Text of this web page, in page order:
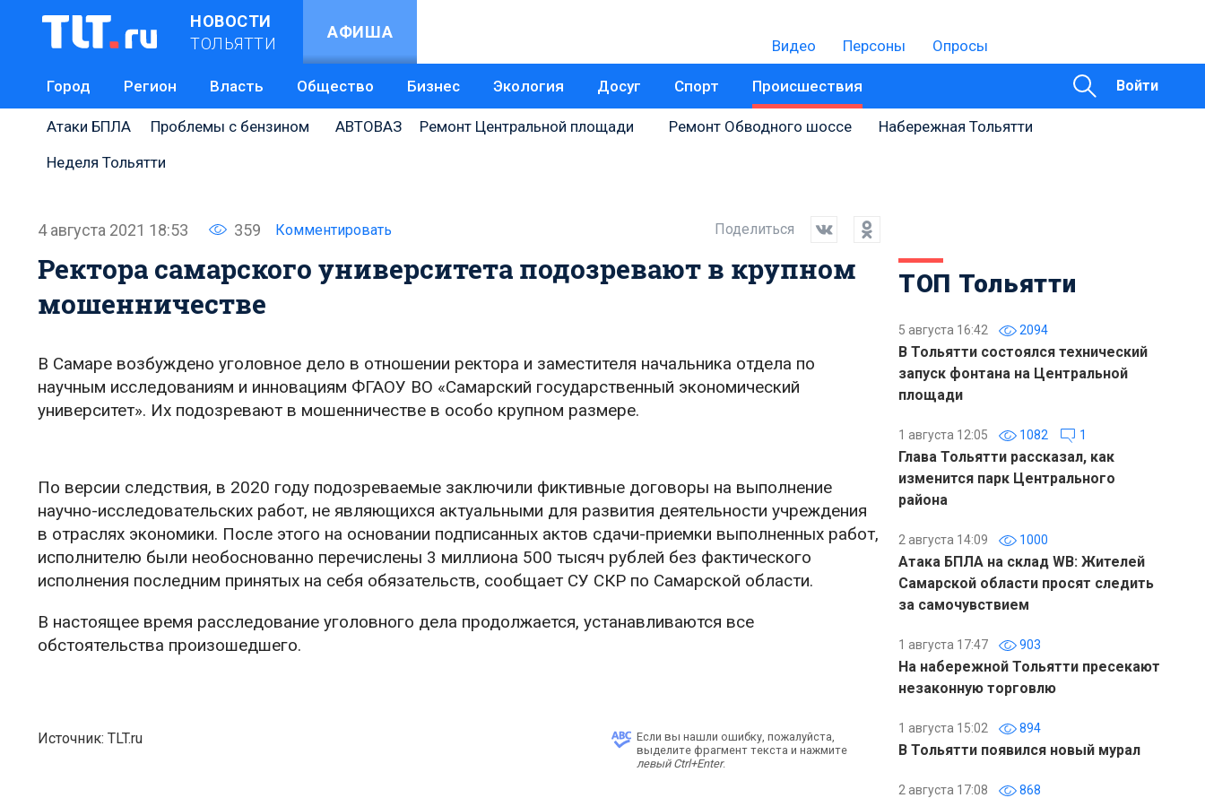
НОВОСТИ
ТОЛЬЯТТИ
АФИША
Видео Персоны Опросы
Город Регион Власть Общество Бизнес Экология Досуг Спорт Происшествия Войти
Атаки БПЛА Проблемы с бензином АВТОВАЗ Ремонт Центральной площади Ремонт Обводного шоссе
Набережная Тольятти
Неделя Тольятти
4 августа 2021 18:53 359 Комментировать Поделиться
Ректора самарского университета подозревают в крупном
мошенничестве
В Самаре возбуждено уголовное дело в отношении ректора и заместителя начальника отдела по
научным исследованиям и инновациям ФГАОУ ВО «Самарский государственный экономический
университет». Их подозревают в мошенничестве в особо крупном размере.
По версии следствия, в 2020 году подозреваемые заключили фиктивные договоры на выполнение
научно-исследовательских работ, не являющихся актуальными для развития деятельности учреждения
в отраслях экономики. После этого на основании подписанных актов сдачи-приемки выполненных работ,
исполнителю были необоснованно перечислены 3 миллиона 500 тысяч рублей без фактического
исполнения последним принятых на себя обязательств, сообщает СУ СКР по Самарской области.
В настоящее время расследование уголовного дела продолжается, устанавливаются все
обстоятельства произошедшего.
Источник: TLT.ru
Если вы нашли ошибку, пожалуйста,
выделите фрагмент текста и нажмите
левый Ctrl+Enter.
ТОП Тольятти
5 августа 16:42 2094
В Тольятти состоялся технический
запуск фонтана на Центральной
площади
1 августа 12:05 1082 1
Глава Тольятти рассказал, как
изменится парк Центрального
района
2 августа 14:09 1000
Атака БПЛА на склад WB: Жителей
Самарской области просят следить
за самочувствием
1 августа 17:47 903
На набережной Тольятти пресекают
незаконную торговлю
1 августа 15:02 894
В Тольятти появился новый мурал
2 августа 17:08 868